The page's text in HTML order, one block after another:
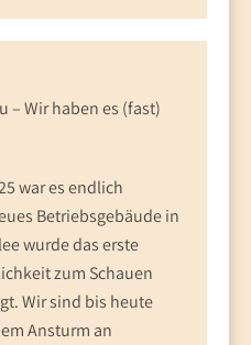
– Wir haben es (fast)
war es endlich
Betriebsgebäude in
wurde das erste
zum Schauen
Wir sind bis heute
Ansturm an